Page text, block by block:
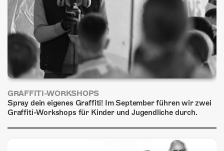
GRAFFITI-WORKSHOPS
Spray dein eigenes Graffiti! Im September führen wir zwei
Graffiti-Workshops für Kinder und Jugendliche durch.